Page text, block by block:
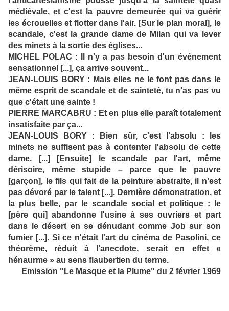
médiévale, et c'est la pauvre demeurée qui va guérir
les écrouelles et flotter dans l'air. [Sur le plan moral], le
scandale, c'est la grande dame de Milan qui va lever
des minets à la sortie des églises...
MICHEL POLAC : Il n'y a pas besoin d'un événement
sensationnel [...], ça arrive souvent...
JEAN-LOUIS BORY : Mais elles ne le font pas dans le
même esprit de scandale et de sainteté, tu n'as pas vu
que c'était une sainte !
PIERRE MARCABRU : Et en plus elle paraît totalement
insatisfaite par ça...
JEAN-LOUIS BORY : Bien sûr, c'est l'absolu : les
minets ne suffisent pas à contenter l'absolu de cette
dame. [...] [Ensuite] le scandale par l'art, même
dérisoire, même stupide – parce que le pauvre
[garçon], le fils qui fait de la peinture abstraite, il n'est
pas dévoré par le talent [...]. Dernière démonstration, et
la plus belle, par le scandale social et politique : le
[père qui] abandonne l'usine à ses ouvriers et part
dans le désert en se dénudant comme Job sur son
fumier [...]. Si ce n'était l'art du cinéma de Pasolini, ce
théorème, réduit à l'anecdote, serait en effet «
hénaurme » au sens flaubertien du terme.
Emission "Le Masque et la Plume" du 2 février 1969